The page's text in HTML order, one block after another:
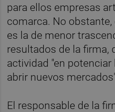
para ellos empresas
comarca. No
es la de menor
resultados de la firma,
actividad "en
abrir nuevos
El responsable de la